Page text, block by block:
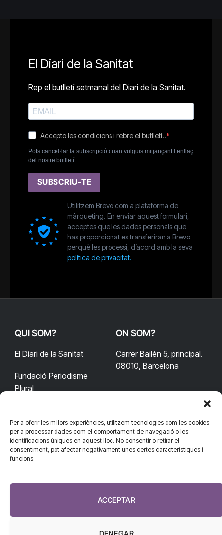
Per a oferir les millors experiències, utilitzem tecnologies com les cookies
per a processar dades com el comportament de navegació o les
identificacions úniques en aquest lloc. No consentir o retirar el
consentiment, pot afectar negativament unes certes característiques i
funcions.
ACCEPTAR
DENEGAR
El Diari de la Sanitat
Rep el butlletí setmanal del Diari de la Sanitat.
Accepto les condicions i rebre el butlletí..
Pots cancel·lar la subscripció quan vulguis mitjançant l’enllaç
del nostre butlletí.
SUBSCRIU-TE
Utilitzem Brevo com a plataforma de
màrqueting. En enviar aquest formulari,
acceptes que les dades personals que
has proporcionat es transferiran a Brevo
perquè les processi, d’acord amb la seva
política de privacitat.
QUI SOM?
El Diari de la Sanitat
Fundació Periodisme
Plural
ON SOM?
Carrer Bailén 5, principal.
08010, Barcelona
CONTACTA'NS
redaccio@diarisanitat.cat
932 311 247
CONNECTA